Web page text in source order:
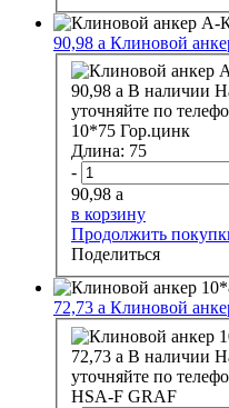
90,98 a Клиновой
90,98 a В наличии
уточняйте по
10*75 Гор.цинк
Длина: 75
-
90,98 a
в корзину
Продолжить
Поделиться
72,73 a Клиновой
72,73 a В наличии
уточняйте по
HSA-F GRAF